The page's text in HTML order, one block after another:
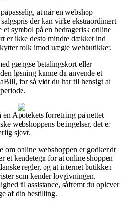
at når en webshop
der kan virke ekstraordinært
symbol på en bedragerisk online
er ikke desto mindre dækket ind
folk imod uægte webbutikker.
gængse betalingskort eller
løsning kunne du anvende et
for så vidt du har til hensigt at
Apotekets forretning på nettet
webshoppens betingelser, det er
sjovt.
om online webshoppen er godkendt
et kendetegn for at online shoppen
regler, og at internet butikken
som kender lovgivningen.
til assistance, såfremt du oplever
af din bestilling.